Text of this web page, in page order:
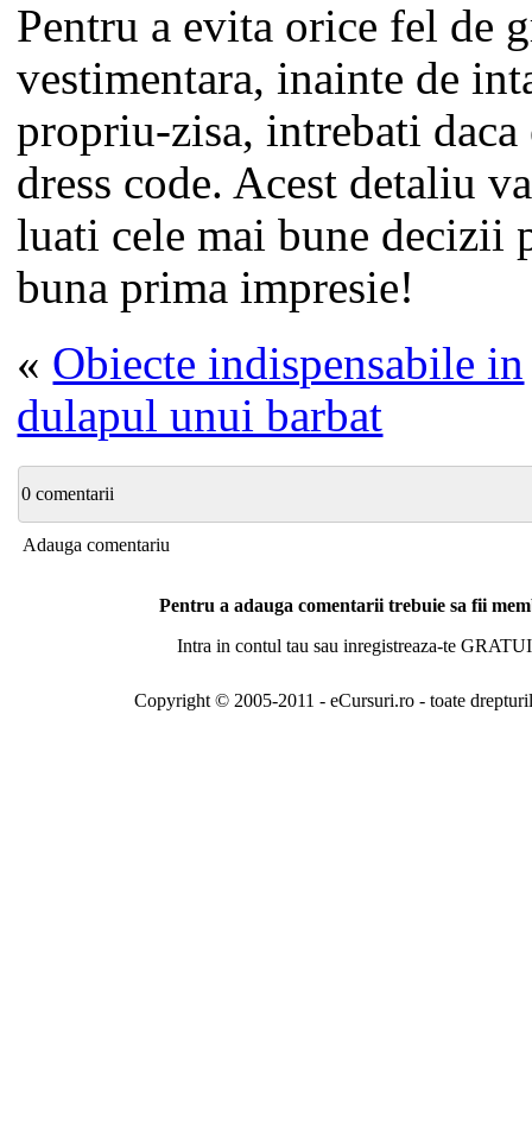
Pentru a evita orice fel de
vestimentara, inainte de
propriu-zisa, intrebati daca
dress code. Acest detaliu
luati cele mai bune decizii
buna prima impresie!
« Obiecte indispensabile in
dulapul unui barbat
0 comentarii
Adauga comentariu
Pentru a adauga comentarii trebuie sa fii
Intra in contul tau sau inregistreaza-te
Copyright © 2005-2011 - eCursuri.ro - toate